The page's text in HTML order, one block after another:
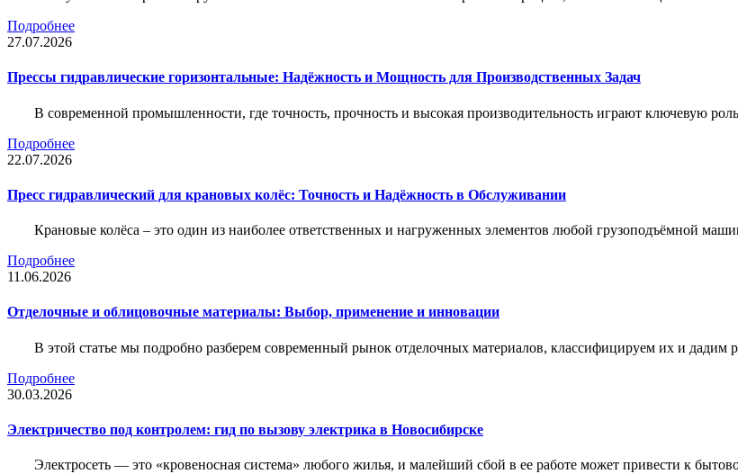
Подробнее
27.07.2026
Прессы гидравлические горизонтальные: Надёжность и Мощность для Производственных Задач
В современной промышленности, где точность, прочность и высокая производительность играют ключевую
Подробнее
22.07.2026
Пресс гидравлический для крановых колёс: Точность и Надёжность в Обслуживании
Крановые колёса – это один из наиболее ответственных и нагруженных элементов любой грузоподъёмной
Подробнее
11.06.2026
Отделочные и облицовочные материалы: Выбор, применение и инновации
В этой статье мы подробно разберем современный рынок отделочных материалов, классифицируем их и
Подробнее
30.03.2026
Электричество под контролем: гид по вызову электрика в Новосибирске
Электросеть — это «кровеносная система» любого жилья, и малейший сбой в ее работе может привести к